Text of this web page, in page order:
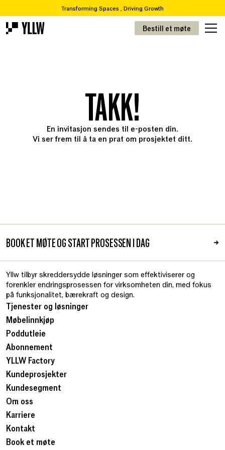
Transforming Spaces , Driving Growth
Abonnementsløsninger for kontorer, fra 49 kr/m 2
Bestill et møte
TAKK!
En invitasjon sendes til e-posten din.
Vi ser frem til å ta en prat om prosjektet ditt.
BOOK ET MØTE OG START PROSESSEN I DAG →
Yllw tilbyr skreddersydde løsninger som effektiviserer og
forenkler endringsprosessen for virksomheten din, med fokus
på funksjonalitet, bærekraft og design.
Tjenester og løsninger
Møbelinnkjøp
Poddutleie
Abonnement
YLLW Factory
Kundeprosjekter
Kundesegment
Om oss
Karriere
Kontakt
Book et møte